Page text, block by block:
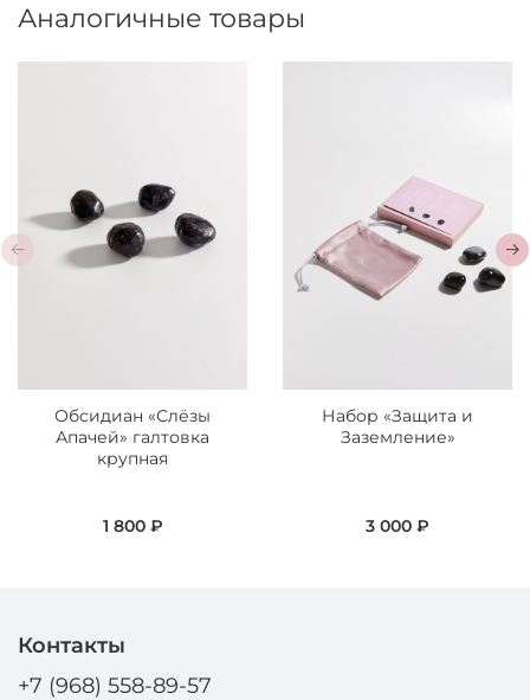
Аналогичные товары
Обсидиан «Слёзы
Апачей» галтовка
крупная
1 800 ₽
Набор «Защита и
Заземление»
3 000 ₽
Контакты
+7 (968) 558-89-57